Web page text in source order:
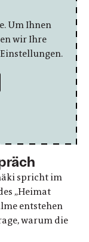
Um Ihnen
wir Ihre
spricht im
„Heimat
entstehen
warum die